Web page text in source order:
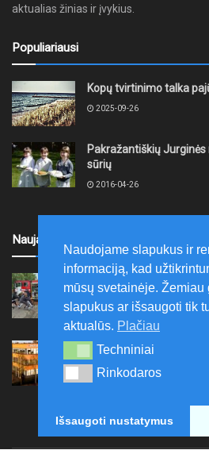
aktualias žinias ir įvykius.
Populiariausi
Kopų tvirtinimo talka
2025-09-26
Pakražantiškių
sūrių
2016-04-26
Naujausi
Akmenės rajone jau
organizuojama vaikų
Telšių rajone projektas
smulkiojo ir vidutinio
Naudojame slapukus ir
informaciją, kad
mūsų svetainėje.
slapukus ar išsaugoti tik
aktualūs. Plačiau
Techniniai
Techniniai
Rinkodaros
Rinkodaros
Išsaugoti nustatymus